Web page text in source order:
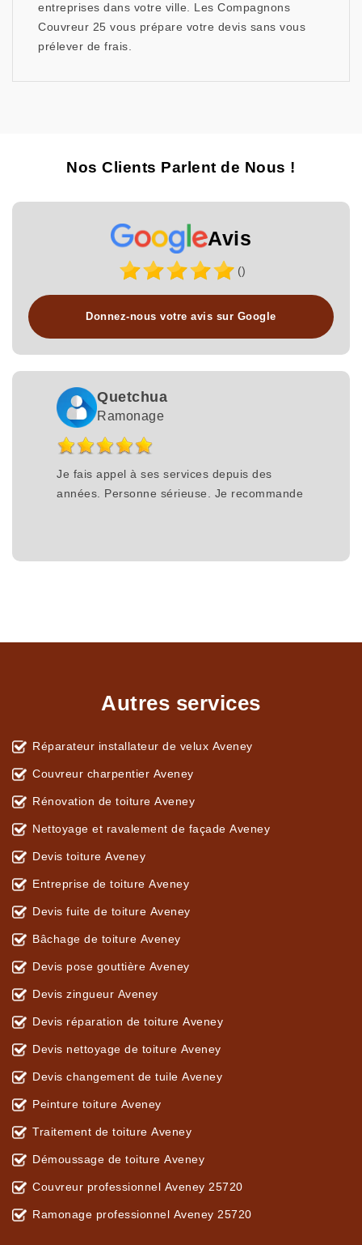
entreprises dans votre ville. Les Compagnons
Couvreur 25 vous prépare votre devis sans vous
prélever de frais.
Nos Clients Parlent de Nous !
Avis
()
Donnez-nous votre avis sur Google
Quetchua
Ramonage
Je fais appel à ses services depuis des
années. Personne sérieuse. Je recommande
Autres services
Réparateur installateur de velux Aveney
Couvreur charpentier Aveney
Rénovation de toiture Aveney
Nettoyage et ravalement de façade Aveney
Devis toiture Aveney
Entreprise de toiture Aveney
Devis fuite de toiture Aveney
Bâchage de toiture Aveney
Devis pose gouttière Aveney
Devis zingueur Aveney
Devis réparation de toiture Aveney
Devis nettoyage de toiture Aveney
Devis changement de tuile Aveney
Peinture toiture Aveney
Traitement de toiture Aveney
Démoussage de toiture Aveney
Couvreur professionnel Aveney 25720
Ramonage professionnel Aveney 25720